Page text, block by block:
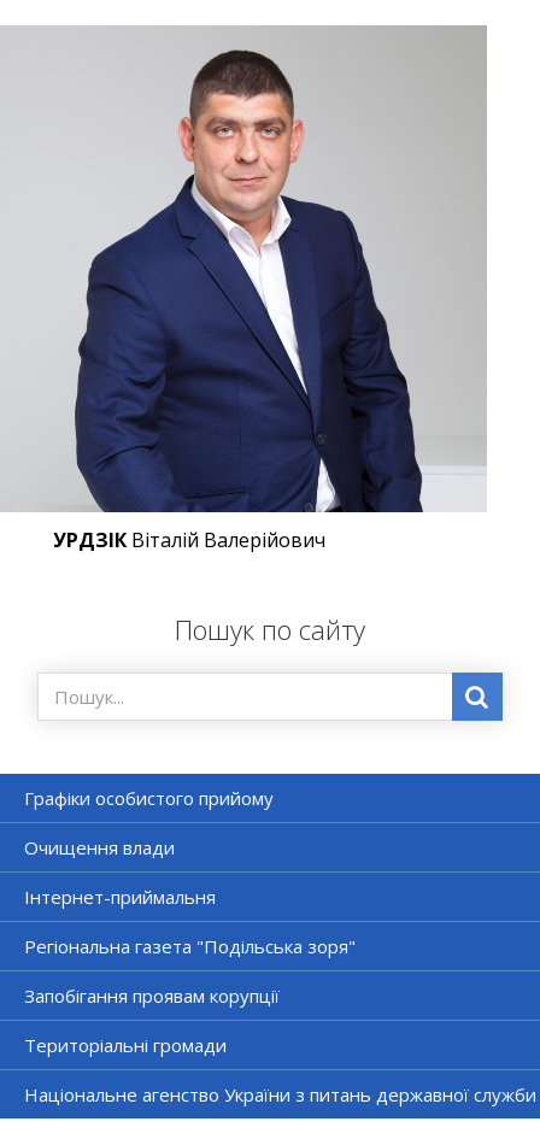
УРДЗІК Віталій Валерійович
Пошук по сайту
Графіки особистого прийому
Очищення влади
Інтернет-приймальня
Регіональна газета "Подільська зоря"
Запобігання проявам корупції
Територіальні громади
Національне агенство України з питань державної служби